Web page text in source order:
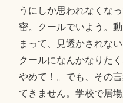
うにしか思われなくな
密。クールでいよう。
まって、見透かされな
クールになんかなりた
やめて！。でも、その
てきません。学校で居